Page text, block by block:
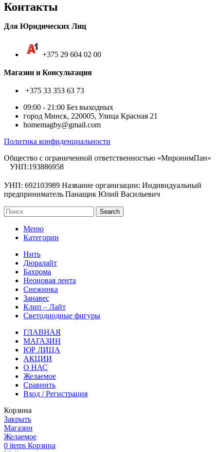
Контакты
Для Юридических Лиц
+375 29 604 02 00
Магазин и Консультация
+375 33 353 63 73
09:00 - 21:00 Без выходных
город Минск, 220005, Улица Красная 21
homemagby@gmail.com
Политика конфиденциальности
Общество с ограниченной ответственностью «МиронимПан»
УНП:193886958
УНП: 692103989 Название организации: Индивидуальный
предприниматель Панащик Юлий Васильевич
Search
Меню
Категории
Нить
Дюралайт
Бахрома
Неоновая лента
Снежинка
Занавес
Клип – Лайт
Светодиодные фигуры
ГЛАВНАЯ
МАГАЗИН
ЮР ЛИЦА
АКЦИИ
О НАС
Желаемое
Сравнить
Вход / Регистрация
Корзина
Закрыть
Магазин
Желаемое
0 items Корзина